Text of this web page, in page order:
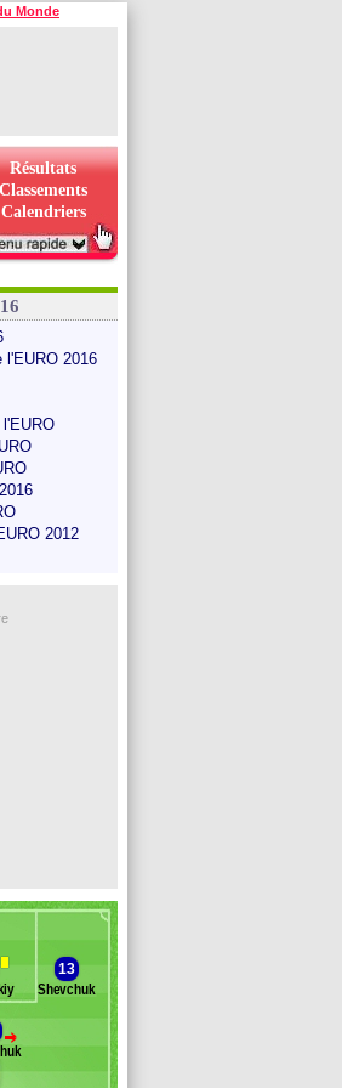
Monde
Résultats
Classements
Calendriers
l'EURO 2016
2012
13
Shevchuk
>